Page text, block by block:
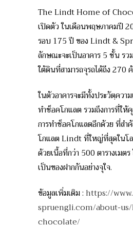
The Lindt Home of
เปิดตัว ในเดือนพฤษภาคมปี
รอบ 175 ปี ของ Lindt &
ลักษณะจะเป็นอาคาร 5 ชั้น ร
ใต้ดินที่สามารถจุรถได้ถึง 270
ในตัวอาคารจะมีทั้งประวัตฺควา
ทำช็อคโกแลต รวมถึงการที่ให้
การทำช็อคโกแลตอีกด้วย ที่ส
โกแลต Lindt ที่ใหญ่ที่สุดในโ
ด้วยเนื้อที่กว่า 500 ตารางเมต
เป็นของฝากกันอย่างจุใจ.
ข้อมูลเพิ่มเติม : https://
spruengli.com/about-
chocolate/